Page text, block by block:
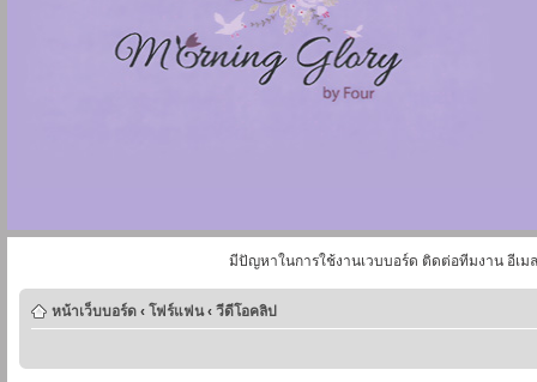
มีปัญหาในการใช้งานเวบบอร์ด ติดต่อทีมงาน อีเม
หน้าเว็บบอร์ด ‹ โฟร์แฟน ‹ วีดีโอคลิป